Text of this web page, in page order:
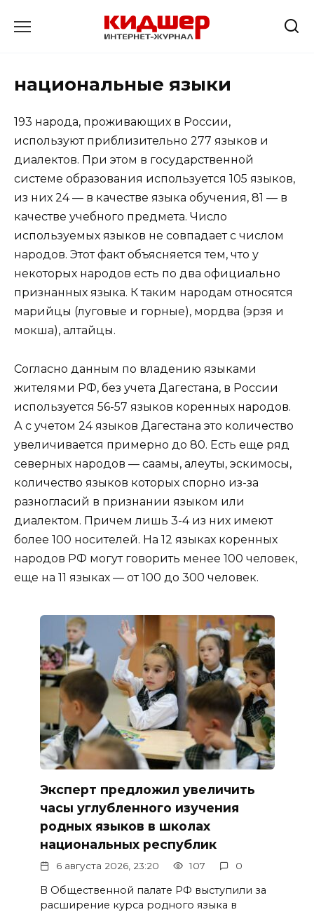
национальные языки
193 народа, проживающих в России,
используют приблизительно 277 языков и
диалектов. При этом в государственной
системе образования используется 105 языков,
из них 24 — в качестве языка обучения, 81 — в
качестве учебного предмета. Число
используемых языков не совпадает с числом
народов. Этот факт объясняется тем, что у
некоторых народов есть по два официально
признанных языка. К таким народам относятся
марийцы (луговые и горные), мордва (эрзя и
мокша), алтайцы.
Согласно данным по владению языками
жителями РФ, без учета Дагестана, в России
используется 56-57 языков коренных народов.
А с учетом 24 языков Дагестана это количество
увеличивается примерно до 80. Есть еще ряд
северных народов — саамы, алеуты, эскимосы,
количество языков которых спорно из-за
разногласий в признании языком или
диалектом. Причем лишь 3-4 из них имеют
более 100 носителей. На 12 языках коренных
народов РФ могут говорить менее 100 человек,
еще на 11 языках — от 100 до 300 человек.
Эксперт предложил увеличить
часы углубленного изучения
родных языков в школах
национальных республик
6 августа 2026, 23:20 107 0
В Общественной палате РФ выступили за
расширение курса родного языка в